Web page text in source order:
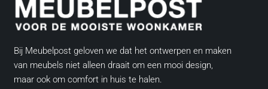
Bij Meubelpost geloven we dat het ontwerpen en maken
van meubels niet alleen draait om een mooi design,
maar ook om comfort in huis te halen.